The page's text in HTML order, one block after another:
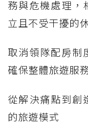
務與危機處理，
立且不受干擾的
取消領隊配房制
確保整體旅遊服
從解決痛點到創
的旅遊模式